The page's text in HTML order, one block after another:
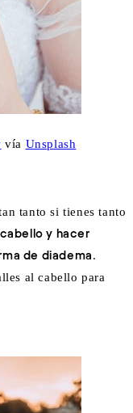
vía Unsplash
tanto si tienes tanto
y hacer
de diadema.
al cabello para